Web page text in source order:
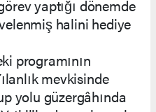
yaptığı dönemde
halini hediye
programının
mevkisinde
yolu güzergâhında